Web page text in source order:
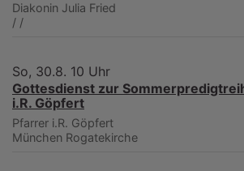
Diakonin Julia Fried
/ /
So, 30.8. 10 Uhr
Gottesdienst zur
i.R. Göpfert
Pfarrer i.R. Göpfert
München Rogatekirche